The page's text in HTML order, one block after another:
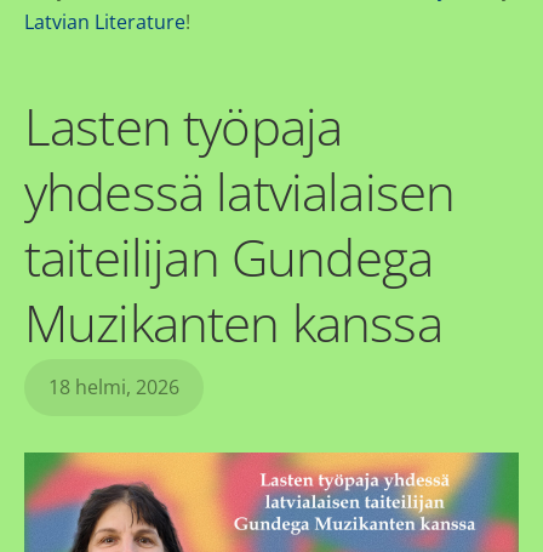
Latvian Literature!
Lasten työpaja
yhdessä latvialaisen
taiteilijan Gundega
Muzikanten kanssa
18 helmi, 2026